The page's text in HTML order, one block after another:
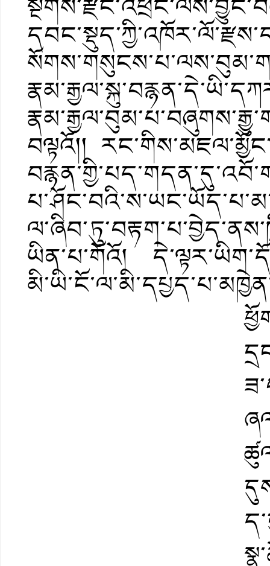
བལྟའོ།།
ཡིན་པ་གོའོ།